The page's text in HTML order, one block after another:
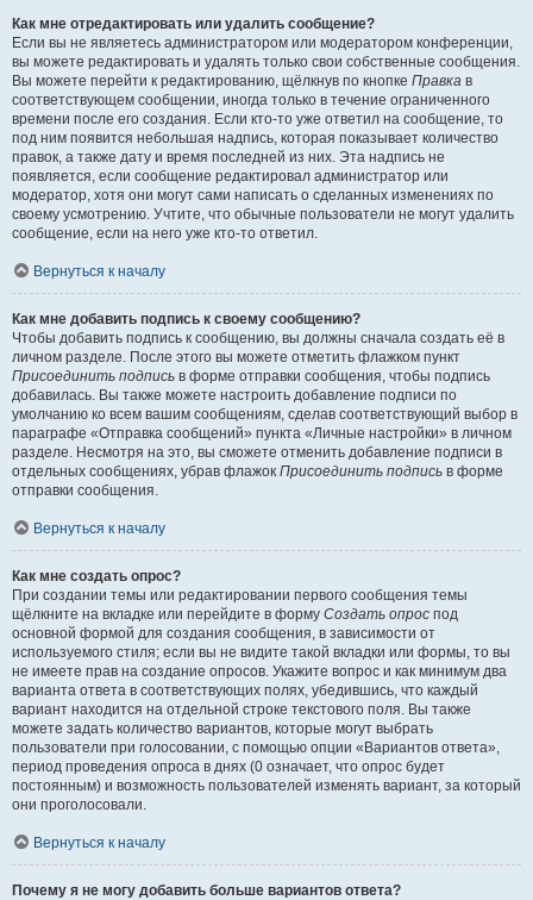
Как мне отредактировать или удалить сообщение?
Если вы не являетесь администратором или модератором конференции,
вы можете редактировать и удалять только свои собственные сообщения.
Вы можете перейти к редактированию, щёлкнув по кнопке Правка в
соответствующем сообщении, иногда только в течение ограниченного
времени после его создания. Если кто-то уже ответил на сообщение, то
под ним появится небольшая надпись, которая показывает количество
правок, а также дату и время последней из них. Эта надпись не
появляется, если сообщение редактировал администратор или
модератор, хотя они могут сами написать о сделанных изменениях по
своему усмотрению. Учтите, что обычные пользователи не могут удалить
сообщение, если на него уже кто-то ответил.
Вернуться к началу
Как мне добавить подпись к своему сообщению?
Чтобы добавить подпись к сообщению, вы должны сначала создать её в
личном разделе. После этого вы можете отметить флажком пункт
Присоединить подпись в форме отправки сообщения, чтобы подпись
добавилась. Вы также можете настроить добавление подписи по
умолчанию ко всем вашим сообщениям, сделав соответствующий выбор в
параграфе «Отправка сообщений» пункта «Личные настройки» в личном
разделе. Несмотря на это, вы сможете отменить добавление подписи в
отдельных сообщениях, убрав флажок Присоединить подпись в форме
отправки сообщения.
Вернуться к началу
Как мне создать опрос?
При создании темы или редактировании первого сообщения темы
щёлкните на вкладке или перейдите в форму Создать опрос под
основной формой для создания сообщения, в зависимости от
используемого стиля; если вы не видите такой вкладки или формы, то вы
не имеете прав на создание опросов. Укажите вопрос и как минимум два
варианта ответа в соответствующих полях, убедившись, что каждый
вариант находится на отдельной строке текстового поля. Вы также
можете задать количество вариантов, которые могут выбрать
пользователи при голосовании, с помощью опции «Вариантов ответа»,
период проведения опроса в днях (0 означает, что опрос будет
постоянным) и возможность пользователей изменять вариант, за который
они проголосовали.
Вернуться к началу
Почему я не могу добавить больше вариантов ответа?